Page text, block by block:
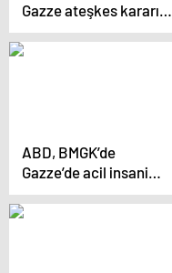
Gazze ateşkes kararını
veto etti
ABD, BMGK’de
Gazze’de acil insani
ateşkes talep edilen
karar tasarısını veto